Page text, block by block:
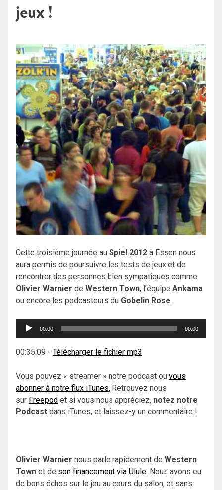
jeux !
Cette troisième journée au Spiel 2012 à Essen nous
aura permis de poursuivre les tests de jeux et de
rencontrer des personnes bien sympatiques comme
Olivier Warnier de Western Town, l’équipe Ankama
ou encore les podcasteurs du Gobelin Rose.
Lecteur
00:00 00:00
00:35:09 - Télécharger le fichier mp3
Vous pouvez « streamer » notre podcast ou vous
abonner à notre flux iTunes. Retrouvez nous
sur Freepod et si vous nous appréciez, notez notre
Podcast dans iTunes, et laissez-y un commentaire !
Olivier Warnier nous parle rapidement de Western
Town et de son financement via Ulule. Nous avons eu
de bons échos sur le jeu au cours du salon, et sans